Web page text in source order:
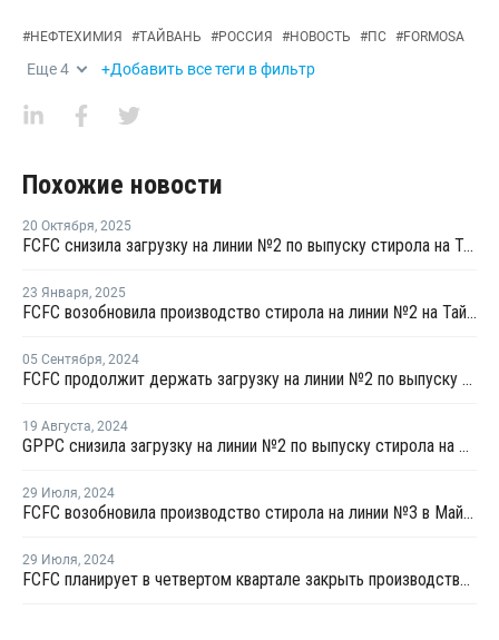
#НЕФТЕХИМИЯ #ТАЙВАНЬ #РОССИЯ #НОВОСТЬ #ПС #FORMOSA
Еще4 +Добавить все теги в фильтр
Похожие новости
20 Октября, 2025
FCFC снизила загрузку на линии №2 по выпуску стирола на Тайване
23 Января, 2025
FCFC возобновила производство стирола на линии №2 на Тайване
05 Сентября, 2024
FCFC продолжит держать загрузку на линии №2 по выпуску стирола в Тайване на уровне 80%
19 Августа, 2024
GPPC снизила загрузку на линии №2 по выпуску стирола на Тайване
29 Июля, 2024
FCFC возобновила производство стирола на линии №3 в Майлиао
29 Июля, 2024
FCFC планирует в четвертом квартале закрыть производство стирола в Майлиао на ремонт